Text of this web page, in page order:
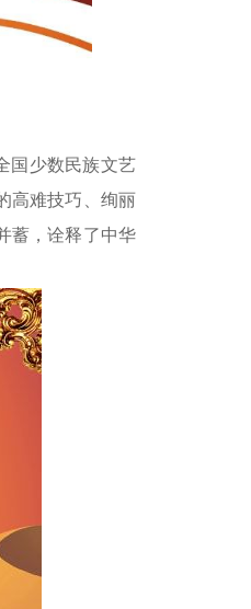
国少数民族文艺
高难技巧、绚丽
蓄，诠释了中华